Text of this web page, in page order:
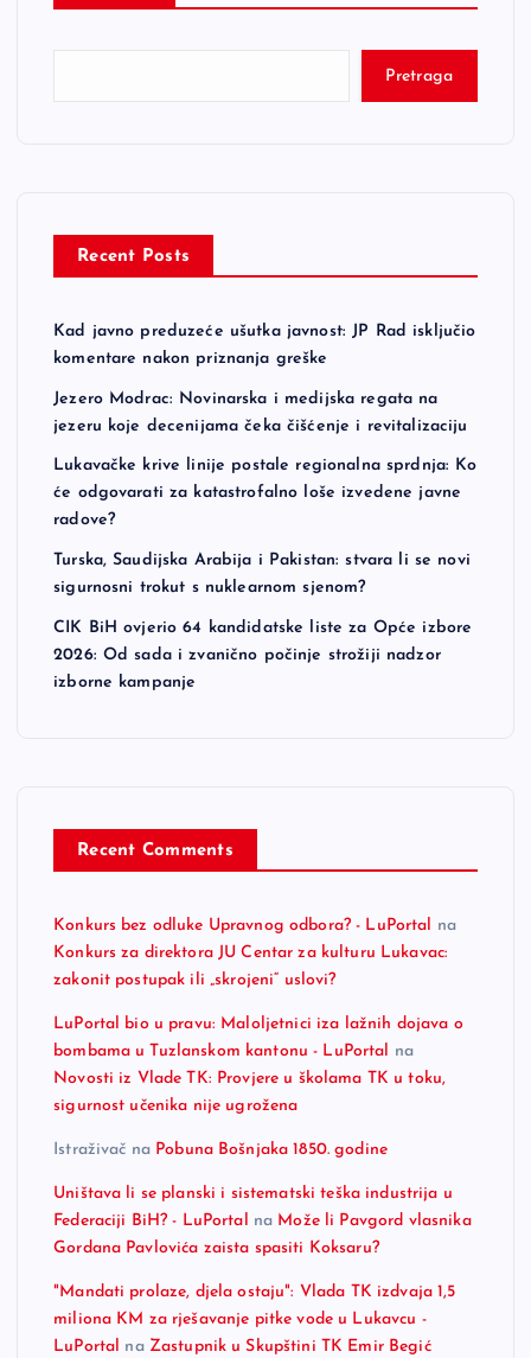
Pretraga
Recent Posts
Kad javno preduzeće ušutka javnost: JP Rad isključio
komentare nakon priznanja greške
Jezero Modrac: Novinarska i medijska regata na
jezeru koje decenijama čeka čišćenje i revitalizaciju
Lukavačke krive linije postale regionalna sprdnja: Ko
će odgovarati za katastrofalno loše izvedene javne
radove?
Turska, Saudijska Arabija i Pakistan: stvara li se novi
sigurnosni trokut s nuklearnom sjenom?
CIK BiH ovjerio 64 kandidatske liste za Opće izbore
2026: Od sada i zvanično počinje strožiji nadzor
izborne kampanje
Recent Comments
Konkurs bez odluke Upravnog odbora? - LuPortal
na
Konkurs za direktora JU Centar za kulturu Lukavac:
zakonit postupak ili „skrojeni“ uslovi?
LuPortal bio u pravu: Maloljetnici iza lažnih dojava o
bombama u Tuzlanskom kantonu - LuPortal
na
Novosti iz Vlade TK: Provjere u školama TK u toku,
sigurnost učenika nije ugrožena
Istraživač na Pobuna Bošnjaka 1850. godine
Uništava li se planski i sistematski teška industrija u
Federaciji BiH? - LuPortal
na Može li Pavgord vlasnika
Gordana Pavlovića zaista spasiti Koksaru?
"Mandati prolaze, djela ostaju": Vlada TK izdvaja 1,5
miliona KM za rješavanje pitke vode u Lukavcu -
LuPortal na Zastupnik u Skupštini TK Emir Begić